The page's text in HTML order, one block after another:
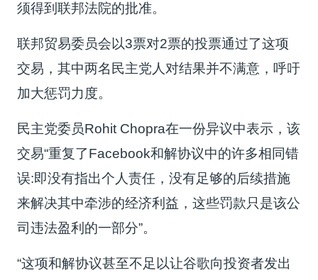
须得到联邦法院的批准。
联邦贸易委员会以3票对2票的投票通过了这项
交易，其中两名民主党人对结果并不满意，呼吁
加大惩罚力度。
民主党委员Rohit Chopra在一份异议中表示，该
交易“重复了Facebook和解协议中的许多相同错
误:即没有指出个人责任，没有足够的后续措施
来解决其中牵涉的经济利益，这些罚款只是该公
司违法盈利的一部分”。
“这项和解协议甚至不足以让谷歌向投资者发出